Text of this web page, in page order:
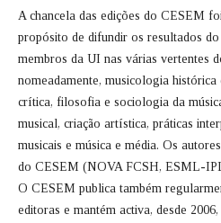
A chancela das edições do CESEM
propósito de difundir os resultados
membros da UI nas várias vertentes
nomeadamente, musicologia
crítica, filosofia e sociologia da
musical, criação artística, práticas
musicais e música e média. Os
do CESEM (NOVA FCSH, ESML-
O CESEM publica também
editoras e mantém activa, desde